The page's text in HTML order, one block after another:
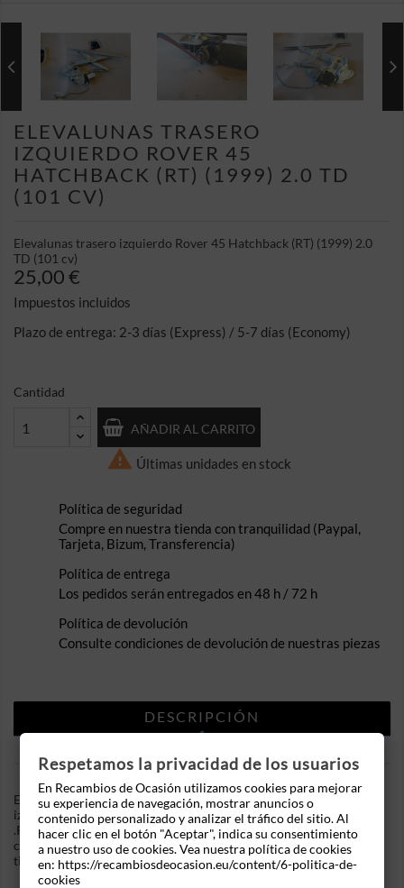
ELEVALUNAS TRASERO
IZQUIERDO ROVER 45
HATCHBACK (RT) (1999) 2.0 TD
(101 CV)
Elevalunas trasero izquierdo Rover 45 Hatchback (RT) (1999) 2.0
TD (101 cv)
25,00 €
Impuestos incluidos
Plazo de entrega: 2-3 días (Express) / 5-7 días (Economy)
Cantidad
AÑADIR AL CARRITO
 Últimas unidades en stock
Política de seguridad
Compre en nuestra tienda con tranquilidad (Paypal,
Tarjeta, Bizum, Transferencia)
Política de entrega
Los pedidos serán entregados en 48 h / 72 h
Política de devolución
Consulte condiciones de devolución de nuestras piezas
DESCRIPCIÓN
En Recambios de Ocasion disponemos de Elevalunas trasero
izquierdo Rover 45 Hatchback (RT) (1999) 2.0 TD (101 cv)
.Referencia Interna: 02081033115551. Sistema eléctrico con
conector de 2 pines. Ademas, disponemos de mas recambios, si
tiene cualquier duda consultenos.
Respetamos la privacidad de los usuarios
En Recambios de Ocasión utilizamos cookies para mejorar
su experiencia de navegación, mostrar anuncios o
contenido personalizado y analizar el tráfico del sitio. Al
hacer clic en el botón "Aceptar", indica su consentimiento
a nuestro uso de cookies. Vea nuestra política de cookies
en: https://recambiosdeocasion.eu/content/6-politica-de-
cookies